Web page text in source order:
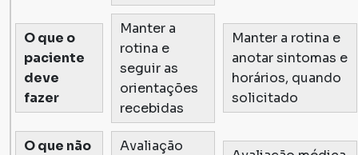
O que o
paciente
deve
fazer
Manter a
rotina e
seguir as
orientações
recebidas
Manter a rotina e
anotar sintomas e
horários, quando
solicitado
O que não
Avaliação